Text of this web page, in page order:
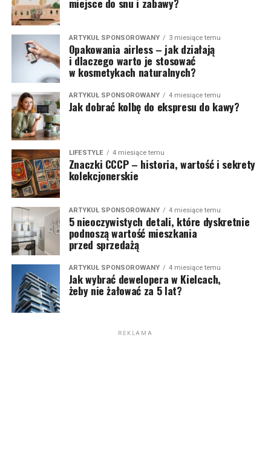
miejsce do snu i zabawy?
ARTYKUŁ SPONSOROWANY 3 miesiące temu
Opakowania airless – jak działają
i dlaczego warto je stosować
w kosmetykach naturalnych?
ARTYKUŁ SPONSOROWANY 4 miesiące temu
Jak dobrać kolbę do ekspresu do kawy?
LIFESTYLE 4 miesiące temu
Znaczki CCCP – historia, wartość i sekrety
kolekcjonerskie
ARTYKUŁ SPONSOROWANY 4 miesiące temu
5 nieoczywistych detali, które dyskretnie
podnoszą wartość mieszkania
przed sprzedażą
ARTYKUŁ SPONSOROWANY 4 miesiące temu
Jak wybrać dewelopera w Kielcach,
żeby nie żałować za 5 lat?
REKLAMA